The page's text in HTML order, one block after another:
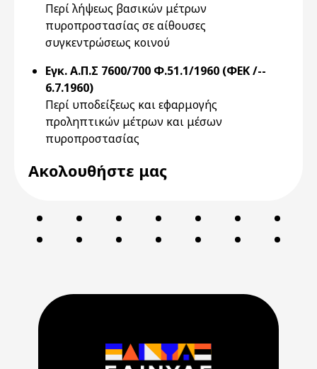
Περί λήψεως βασικών μέτρων
πυροπροστασίας σε αίθουσες
συγκεντρώσεως κοινού
Εγκ. Α.Π.Σ 7600/700 Φ.51.1/1960 (ΦΕΚ /--
6.7.1960)
Περί υποδείξεως και εφαρμογής
προληπτικών μέτρων και μέσων
πυροπροστασίας
Ακολουθήστε μας